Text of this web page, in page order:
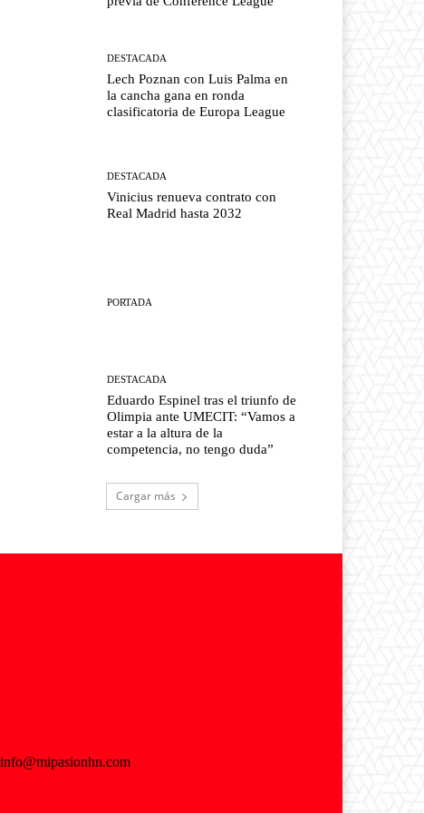
DESTACADA
Lech Poznan con Luis Palma en
la cancha gana en ronda
clasificatoria de Europa League
DESTACADA
Vinicius renueva contrato con
Real Madrid hasta 2032
PORTADA
DESTACADA
Eduardo Espinel tras el triunfo de
Olimpia ante UMECIT: “Vamos a
estar a la altura de la
competencia, no tengo duda”
Cargar más
info@mipasionhn.com